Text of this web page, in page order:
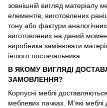
зовнішній вигляд матеріалу
елементів, виготовлених
тону або фактури аналогічних
виготовлених на даний
виробника замінювати
іншого постачальника.
В ЯКОМУ ВИГЛЯДІ
ЗАМОВЛЕННЯ?
Корпусні меблі
меблевих пачках. М'які меблі